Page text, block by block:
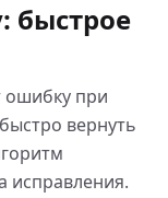
быстрое
ошибку при
вернуть
исправления.